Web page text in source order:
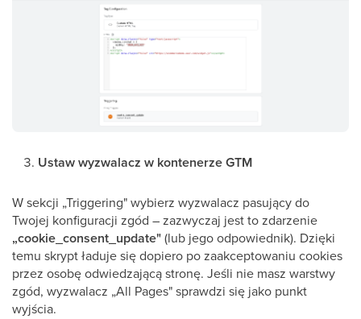
Ustaw wyzwalacz w kontenerze GTM
W sekcji „Triggering" wybierz wyzwalacz pasujący do
Twojej konfiguracji zgód – zazwyczaj jest to zdarzenie
„cookie_consent_update"(lub jego odpowiednik). Dzięki
temu skrypt ładuje się dopiero po zaakceptowaniu cookies
przez osobę odwiedzającą stronę. Jeśli nie masz warstwy
zgód, wyzwalacz „All Pages" sprawdzi się jako punkt
wyjścia.